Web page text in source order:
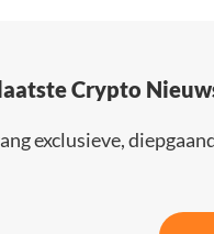
Crypto
exclusieve,